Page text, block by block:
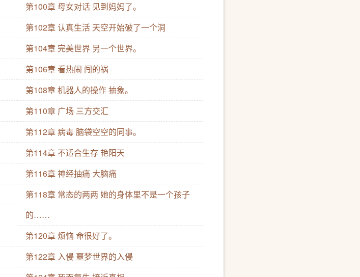
第100章 母女对话 见到妈妈了。
第102章 认真生活 天空开始破了一个洞
第104章 完美世界 另一个世界。
第106章 看热闹 闯的祸
第108章 机器人的操作 抽象。
第110章 广场 三方交汇
第112章 病毒 脑袋空空的同事。
第114章 不适合生存 艳阳天
第116章 神经抽痛 大脑痛
第118章 常态的两两 她的身体里不是一个孩子
的……
第120章 烦恼 命很好了。
第122章 入侵 噩梦世界的入侵